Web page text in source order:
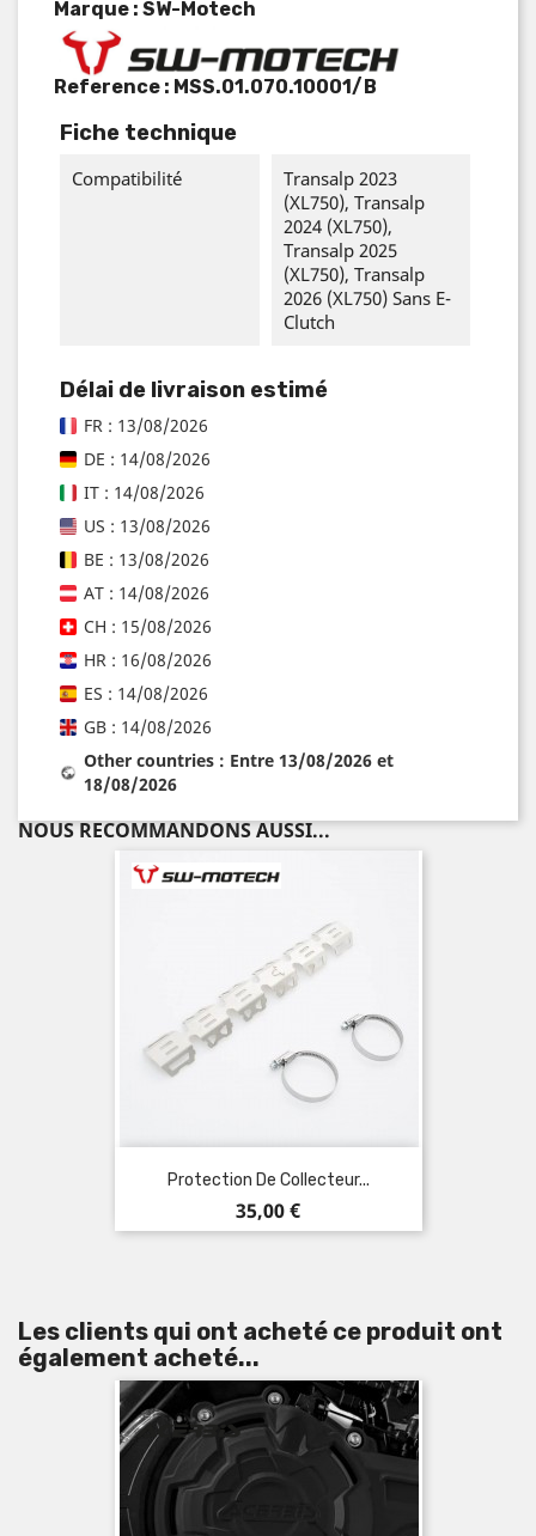
Marque : SW-Motech
Reference : MSS.01.070.10001/B
Fiche technique
Compatibilité
Transalp 2023
(XL750), Transalp
2024 (XL750),
Transalp 2025
(XL750), Transalp
2026 (XL750) Sans E-
Clutch
Délai de livraison estimé
FR : 13/08/2026
DE : 14/08/2026
IT : 14/08/2026
US : 13/08/2026
BE : 13/08/2026
AT : 14/08/2026
CH : 15/08/2026
HR : 16/08/2026
ES : 14/08/2026
GB : 14/08/2026
Other countries : Entre 13/08/2026 et
18/08/2026
NOUS RECOMMANDONS AUSSI...
Protection De Collecteur...
Prix
35,00 €
Les clients qui ont acheté ce produit ont
également acheté...